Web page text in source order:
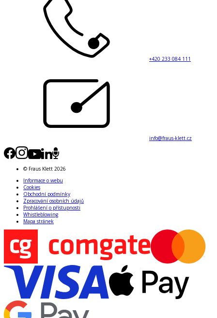
+420 233 084 111
info@fraus-klett.cz
© Fraus Klett 2026
Informace o webu
Cookies
Obchodní podmínky
Zpracování osobních údajů
Prohlášení o přístupnosti
Whistleblowing
Mapa stránek